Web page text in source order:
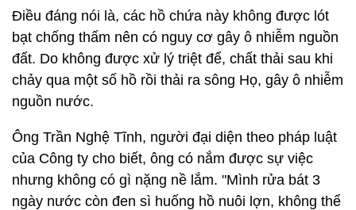
Điều đáng nói là, các hồ chứa này không được lót
bạt chống thấm nên có nguy cơ gây ô nhiễm nguồn
đất. Do không được xử lý triệt để, chất thải sau khi
chảy qua một số hồ rồi thải ra sông Họ, gây ô nhiễm
nguồn nước.
Ông Trần Nghệ Tĩnh, người đại diện theo pháp luật
của Công ty cho biết, ông có nắm được sự việc
nhưng không có gì nặng nề lắm. "Mình rửa bát 3
ngày nước còn đen sì huống hồ nuôi lợn, không thể